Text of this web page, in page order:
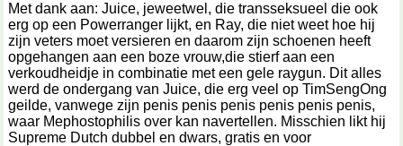
Met dank aan: Juice, jeweetwel, die transseksueel die ook
erg op een Powerranger lijkt, en Ray, die niet weet hoe hij
zijn veters moet versieren en daarom zijn schoenen heeft
opgehangen aan een boze vrouw,die stierf aan een
verkoudheidje in combinatie met een gele raygun. Dit alles
werd de ondergang van Juice, die erg veel op TimSengOng
geilde, vanwege zijn penis penis penis penis penis penis,
waar Mephostophilis over kan navertellen. Misschien likt hij
Supreme Dutch dubbel en dwars, gratis en voor